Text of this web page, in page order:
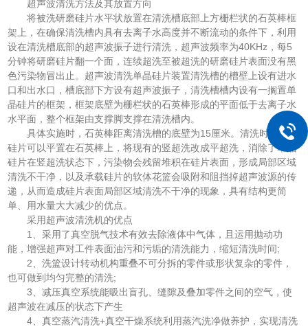
超声波清洗方法及其放置方向
将被洗研磨硅片水平状放置在清洗槽底部上方栅栏状的石英棒框
架上，在确保清洗槽内具有去离子水高度并不断流动的条件下，利用
设在清洗槽底部的超声波振子进行清洗，超声波频率为40KHz，每5
分钟将研磨硅片翻一个面，连续超洗至被超洗的研磨硅片表面没有黑
色污染物冒出止。超声波清洗单晶硅片装置清洗槽的槽壁上设有进水
口和出水口，槽底部下方设有超声波振子，清洗槽槽内设有一搁置单
晶硅片的框架，框架底壁为栅栏状的石英棒形成的平面低于去离子水
水平面，整个框架由支撑脚支撑在清洗槽内。
具体实施时，石英棒距离清洗槽的底壁为15厘米。清洗时，单晶
硅片可以平置在石英棒上，将现有的竖超洗改成平超洗，消除了单晶
硅片在竖超洗状态下，污染物会残留堆积在硅片表面，形成局部区域
清洗不干净，以及承载硅片的软体花篮会吸附和阻挡掉超声波源的传
递，从而造成硅片表面局部区域清洗不干净的现象，具有结构更简
单、用水量大大减少的优点。
采用超声波清洗机的优点
1、采用了真空脱气技术有效去除液体中气体，且运用抛动功
能，增强超声对工件表面油污和污垢的清洗能力，缩短清洗时间;
2、洗篮设计转动机构重叠不可分拆的零件或形状复杂的零件，
也可做到均匀完整的清洗;
3、减压真空系统能吸出盲孔、缝隙及叠加零件之间的空气，使
超声波在减压的状态下产生
4、真空蒸汽清洗+真空干燥系统利用蒸汽洗净做养护，实现清洗